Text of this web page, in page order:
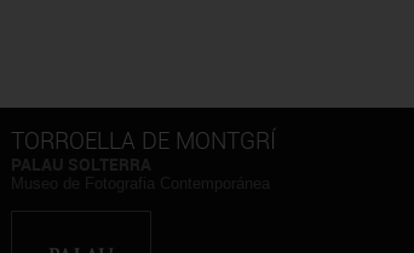
TORROELLA DE MONTGRÍ